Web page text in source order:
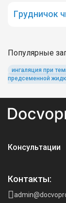
Грудничок
Популярные
ингаляция при
предсеменной
Консультации
Контакты: